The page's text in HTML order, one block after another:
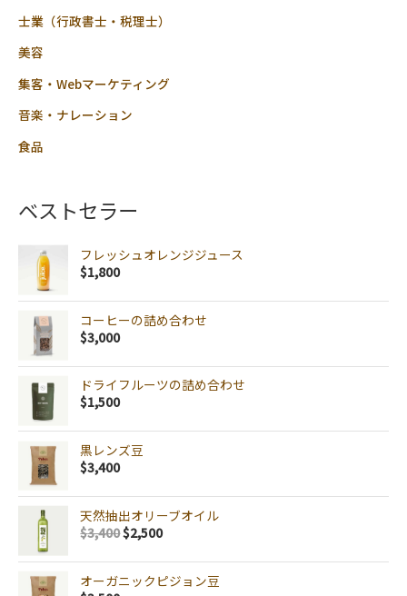
士業（行政書士・税理士）
美容
集客・Webマーケティング
音楽・ナレーション
食品
ベストセラー
フレッシュオレンジジュース
$1,800
コーヒーの詰め合わせ
$3,000
ドライフルーツの詰め合わせ
$1,500
黒レンズ豆
$3,400
天然抽出オリーブオイル
$3,400$2,500
オーガニックピジョン豆